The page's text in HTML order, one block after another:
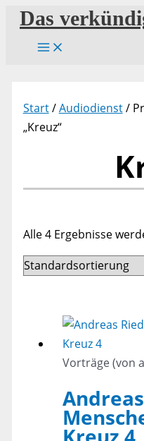
Zum
Inhalt
springen
Das
Start/Audiodienst/
„Kreuz“
Alle 4 Ergebnisse
Vorträge (von